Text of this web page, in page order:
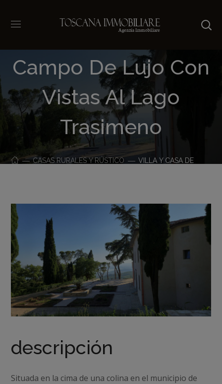
Villa Y Casa De
Campo De Lujo Con
Vistas Al Lago
Trasimeno
CASAS RURALES Y RÚSTICO
VILLA Y CASA DE
descripción
Situada en la cima de una colina en el municipio de